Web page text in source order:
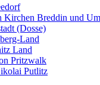
Kirchen Breddin und
(Dosse)
Land
Land
Pritzwalk
Putlitz